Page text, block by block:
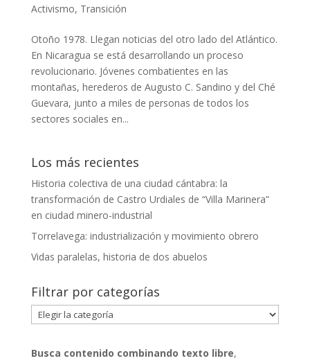
Activismo, Transición
Otoño 1978. Llegan noticias del otro lado del Atlántico.
En Nicaragua se está desarrollando un proceso
revolucionario. Jóvenes combatientes en las
montañas, herederos de Augusto C. Sandino y del Ché
Guevara, junto a miles de personas de todos los
sectores sociales en...
Los más recientes
Historia colectiva de una ciudad cántabra: la
transformación de Castro Urdiales de “Villa Marinera”
en ciudad minero-industrial
Torrelavega: industrialización y movimiento obrero
Vidas paralelas, historia de dos abuelos
Filtrar por categorías
Filtrar
por
Busca contenido combinando texto libre,